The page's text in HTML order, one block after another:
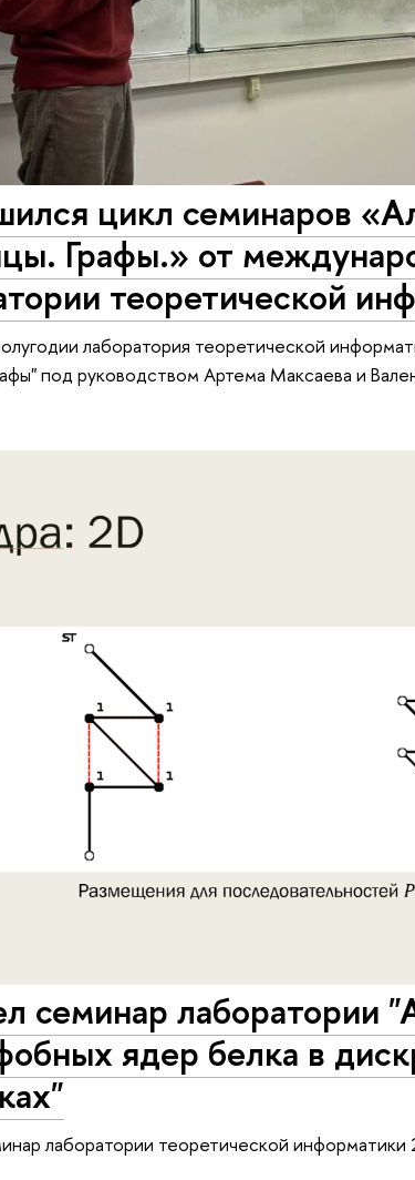
цикл семинаров
Графы.» от
теоретической
лаборатория теоретической
под руководством Артема Максаева и
семинар лаборатории
ядер белка в
лаборатории теоретической информатики